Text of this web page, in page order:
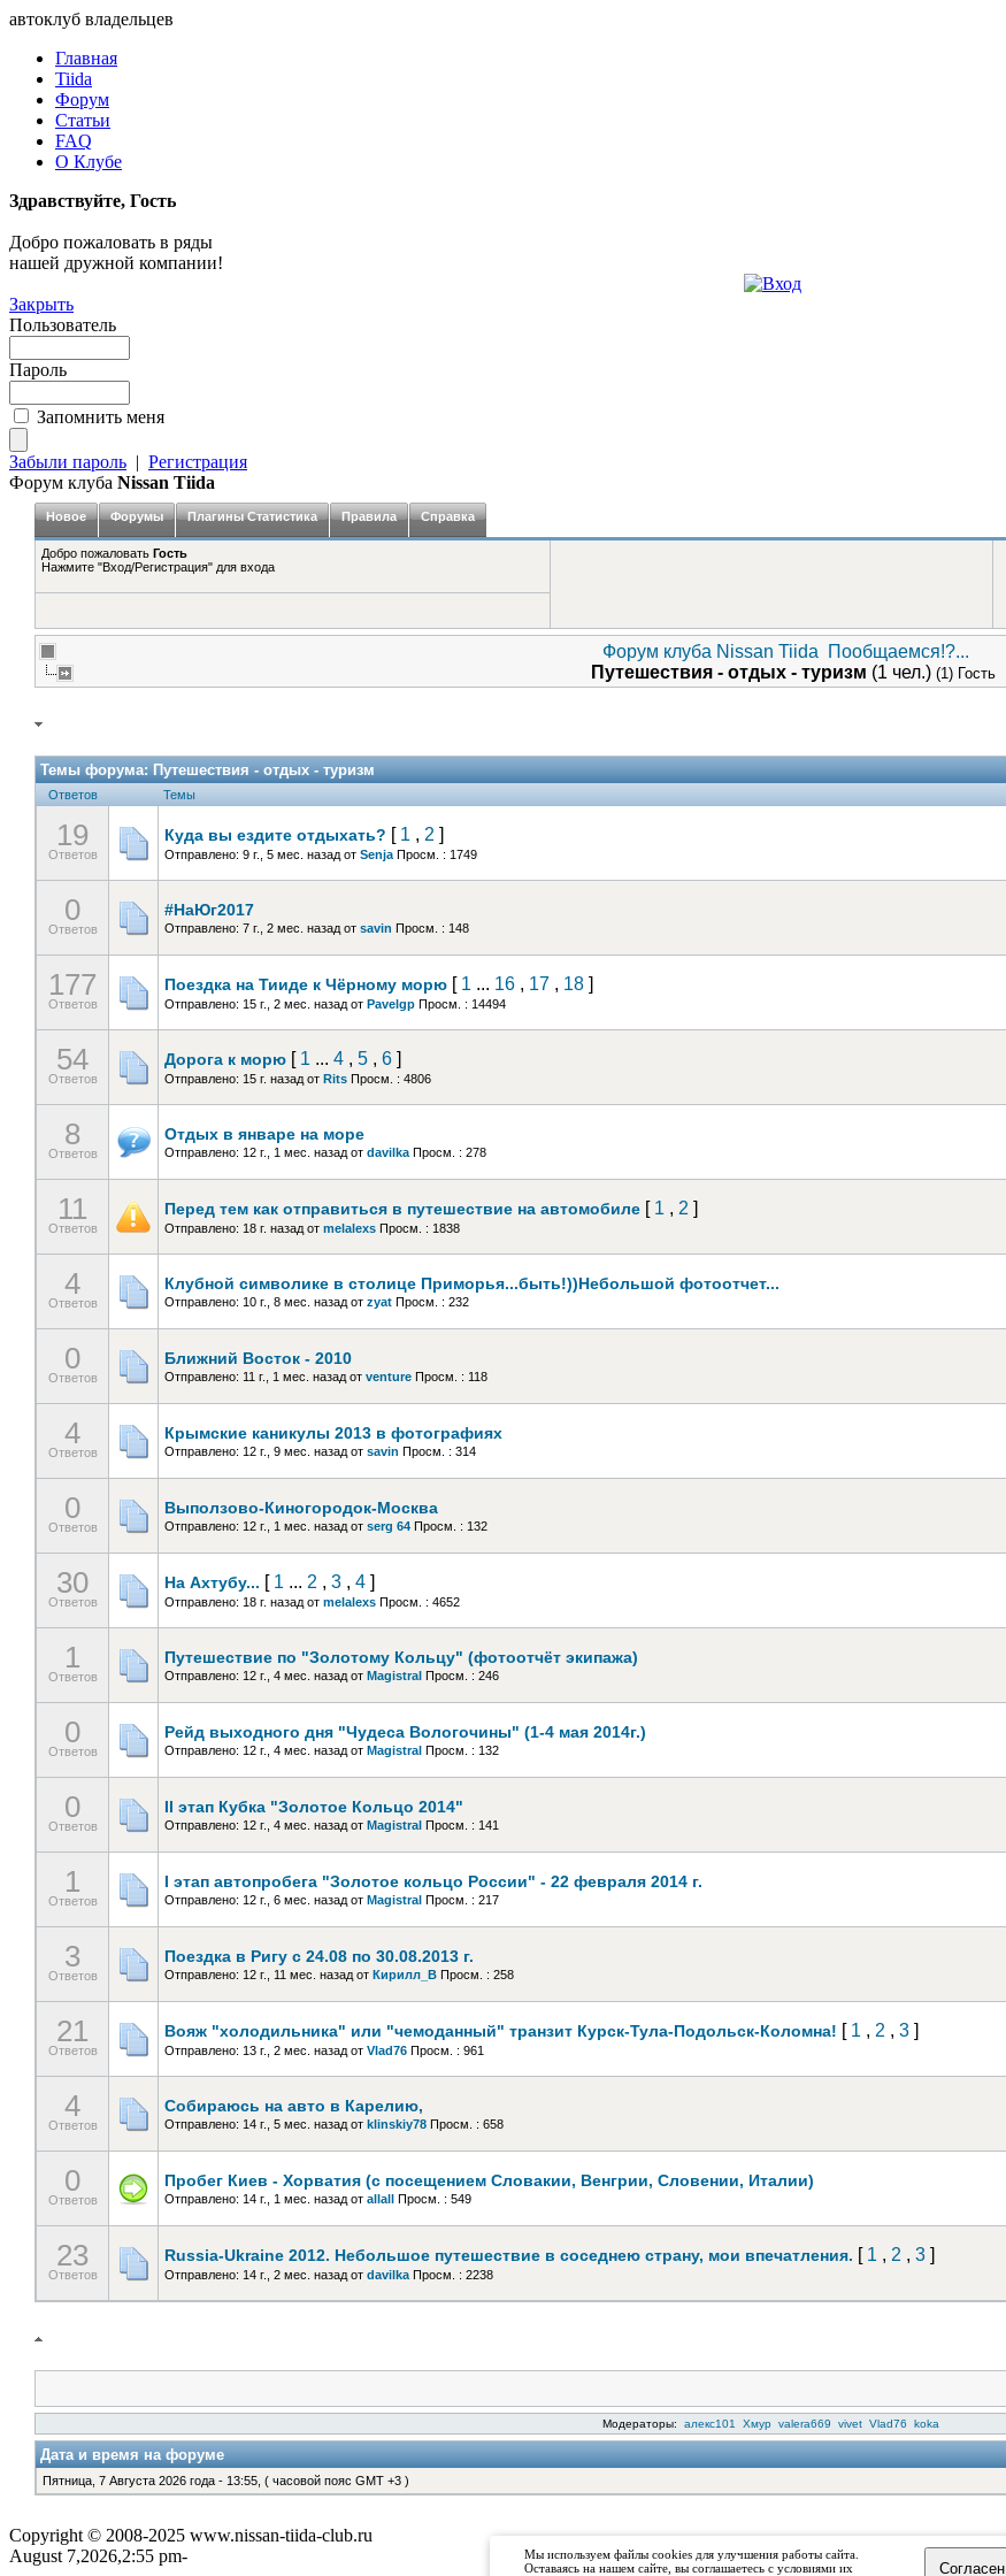
автоклуб владельцев
Главная
Tiida
Форум
Статьи
FAQ
О Клубе
Здравствуйте, Гость
Добро пожаловать в ряды
нашей дружной компании!
Закрыть
Пользователь
Пароль
Запомнить меня
Забыли пароль | Регистрация
Форум клуба Nissan Tiida
Мы используем файлы cookies для улучшения работы сайта.
Оставаясь на нашем сайте, вы соглашаетесь с условиями их
Согласен
Новое Форумы Плагины Статистика Правила Справка
Добро пожаловать Гость
Нажмите "Вход/Регистрация" для входа
Форум клуба Nissan Tiida
Пообщаемся!?...
Путешествия - отдых - туризм (1 чел.) (1) Гость
Темы форума:Путешествия - отдых - туризм
Ответов Темы
19
Ответов
Куда вы ездите отдыхать? [ 1 , 2 ]
Отправлено: 9 г., 5 мес. назад от Senja Просм. : 1749
0
Ответов
#НаЮг2017
Отправлено: 7 г., 2 мес. назад от savin Просм. : 148
177
Ответов
Поездка на Тииде к Чёрному морю [ 1 ... 16 , 17 , 18 ]
Отправлено: 15 г., 2 мес. назад от Pavelgp Просм. : 14494
54
Ответов
Дорога к морю [ 1 ... 4 , 5 , 6 ]
Отправлено: 15 г. назад от Rits Просм. : 4806
8
Ответов
Отдых в январе на море
Отправлено: 12 г., 1 мес. назад от davilka Просм. : 278
11
Ответов
Перед тем как отправиться в путешествие на автомобиле [ 1 , 2 ]
Отправлено: 18 г. назад от melalexs Просм. : 1838
4
Ответов
Клубной символике в столице Приморья...быть!))Небольшой фотоотчет...
Отправлено: 10 г., 8 мес. назад от zyat Просм. : 232
0
Ответов
Ближний Восток - 2010
Отправлено: 11 г., 1 мес. назад от venture Просм. : 118
4
Ответов
Крымские каникулы 2013 в фотографиях
Отправлено: 12 г., 9 мес. назад от savin Просм. : 314
0
Ответов
Выползово-Киногородок-Москва
Отправлено: 12 г., 1 мес. назад от serg 64 Просм. : 132
30
Ответов
На Ахтубу... [ 1 ... 2 , 3 , 4 ]
Отправлено: 18 г. назад от melalexs Просм. : 4652
1
Ответов
Путешествие по "Золотому Кольцу" (фотоотчёт экипажа)
Отправлено: 12 г., 4 мес. назад от Magistral Просм. : 246
0
Ответов
Рейд выходного дня "Чудеса Вологочины" (1-4 мая 2014г.)
Отправлено: 12 г., 4 мес. назад от Magistral Просм. : 132
0
Ответов
II этап Кубка "Золотое Кольцо 2014"
Отправлено: 12 г., 4 мес. назад от Magistral Просм. : 141
1
Ответов
I этап автопробега "Золотое кольцо России" - 22 февраля 2014 г.
Отправлено: 12 г., 6 мес. назад от Magistral Просм. : 217
3
Ответов
Поездка в Ригу с 24.08 по 30.08.2013 г.
Отправлено: 12 г., 11 мес. назад от Кирилл_В Просм. : 258
21
Ответов
Вояж "холодильника" или "чемоданный" транзит Курск-Тула-Подольск-Коломна! [ 1 , 2 , 3 ]
Отправлено: 13 г., 2 мес. назад от Vlad76 Просм. : 961
4
Ответов
Собираюсь на авто в Карелию,
Отправлено: 14 г., 5 мес. назад от klinskiy78 Просм. : 658
0
Ответов
Пробег Киев - Хорватия (с посещением Словакии, Венгрии, Словении, Италии)
Отправлено: 14 г., 1 мес. назад от allall Просм. : 549
23
Ответов
Russia-Ukraine 2012. Небольшое путешествие в соседнею страну, мои впечатления. [ 1 , 2 , 3 ]
Отправлено: 14 г., 2 мес. назад от davilka Просм. : 2238
Модераторы: алекс101 Хмур valera669 vivet Vlad76 koka
Дата и время на форуме
Пятница, 7 Августа 2026 года - 13:55, ( часовой пояс GMT +3 )
Copyright © 2008-2025 www.nissan-tiida-club.ru
August 7,2026,2:55 pm-